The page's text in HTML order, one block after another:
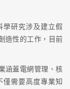
學研究涉及建立假
造性的工作，目前
涵蓋電網管理、核
需要高度專業知